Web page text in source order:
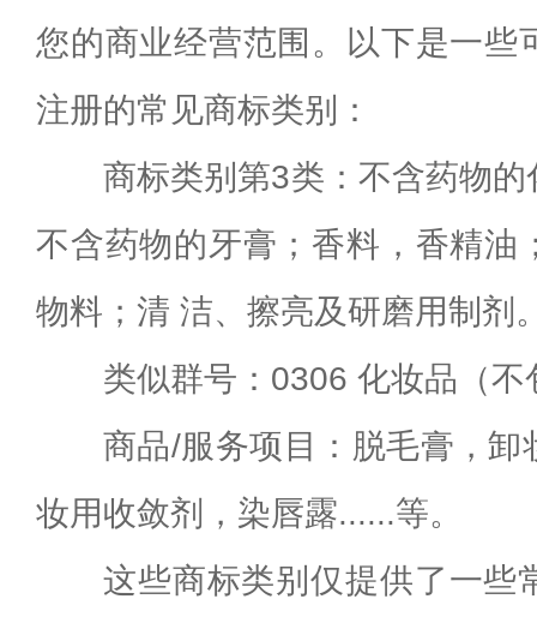
您的商业经营范围。以下是一些
注册的常见商标类别：
商标类别第3类：不含药物
不含药物的牙膏；香料，香精油
物料；清 洁、擦亮及研磨用制剂
类似群号：0306 化妆品（
商品/服务项目：脱毛膏，卸
妆用收敛剂，染唇露......等。
这些商标类别仅提供了一些